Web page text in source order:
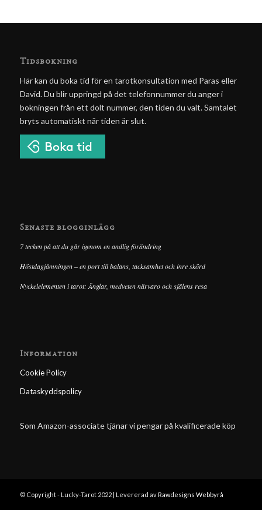
Tidsbokning
Här kan du boka tid för en tarotkonsultation med Paras eller
David. Du blir uppringd på det telefonnummer du anger i
bokningen från ett dolt nummer, den tiden du valt. Samtalet
bryts automatiskt när tiden är slut.
Senaste blogginlägg
7 tecken på att du går igenom en andlig förändring
Höstdagjämningen – en port till balans, tacksamhet och inre skörd
Nyckelelementen i tarot: Änglar, medveten närvaro och själens resa
Information
Cookie Policy
Dataskyddspolicy
Som Amazon-associate tjänar vi pengar på kvalificerade köp
© Copyright - Lucky-Tarot 2022 | Levererad avRawdesigns Webbyrå